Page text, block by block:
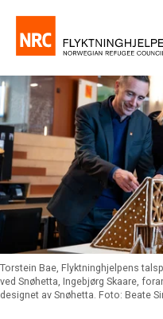
Torstein Bae, Flyktninghjelpens
ved Snøhetta, Ingebjørg Skaare,
designet av Snøhetta. Foto: Beate